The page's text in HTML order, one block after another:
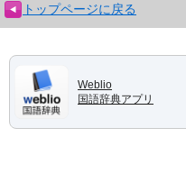
トップページに戻る
Weblio
国語辞典アプリ